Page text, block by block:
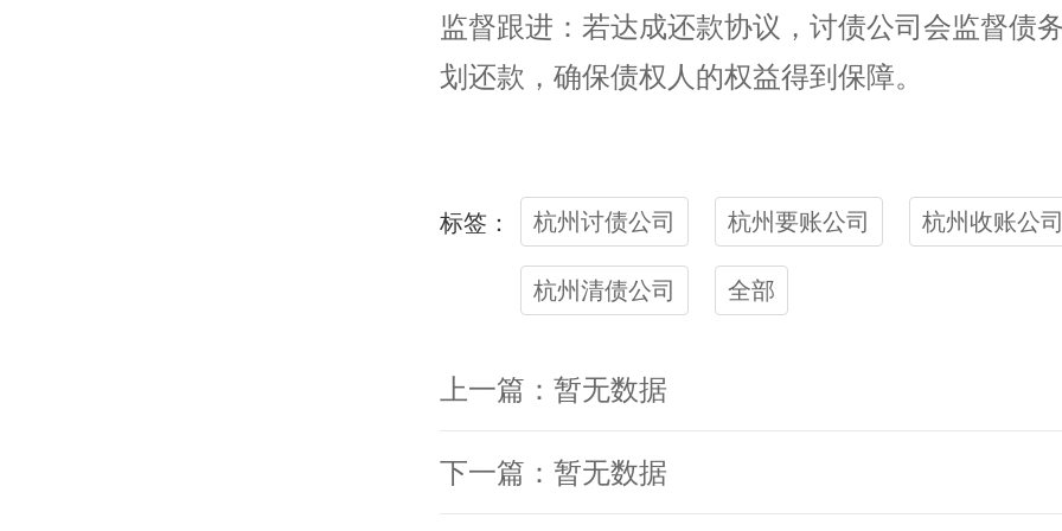
监督跟进：若达成还款协议，讨债公司会监督债
划还款，确保债权人的权益得到保障。
标签： 杭州讨债公司 杭州要账公司 杭州收账公司
杭州清债公司 全部
上一篇：暂无数据
下一篇：暂无数据